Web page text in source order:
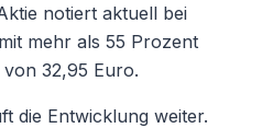
notiert aktuell bei
mehr als 55 Prozent
32,95 Euro.
die Entwicklung weiter.